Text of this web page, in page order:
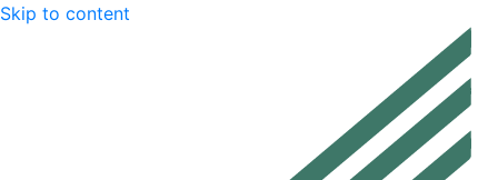
Skip to content